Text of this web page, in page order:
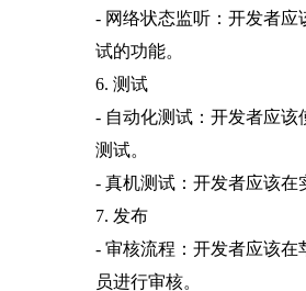
- 网络状态监听：开发者
试的功能。
6. 测试
- 自动化测试：开发者应该
测试。
- 真机测试：开发者应该
7. 发布
- 审核流程：开发者应该在
员进行审核。